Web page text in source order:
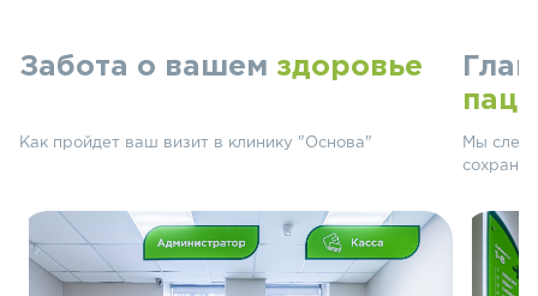
Забота о вашем здоровье
Как пройдет ваш визит в клинику "Основа"
Мы